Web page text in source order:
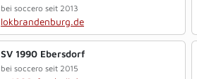
bei soccero seit 2013
lokbrandenburg.de
SV 1990 Ebersdorf
bei soccero seit 2015